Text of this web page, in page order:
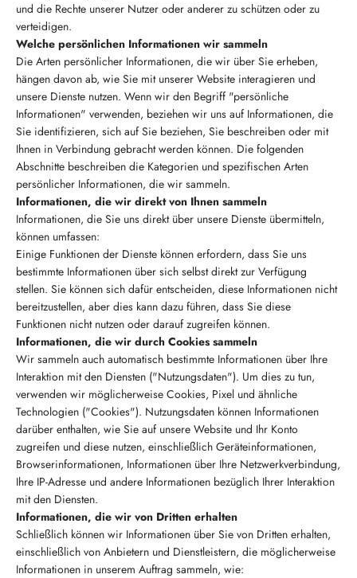
und die Rechte unserer Nutzer oder anderer zu schützen oder zu
verteidigen.
Welche persönlichen Informationen wir sammeln
Die Arten persönlicher Informationen, die wir über Sie erheben,
hängen davon ab, wie Sie mit unserer Website interagieren und
unsere Dienste nutzen. Wenn wir den Begriff "persönliche
Informationen" verwenden, beziehen wir uns auf Informationen, die
Sie identifizieren, sich auf Sie beziehen, Sie beschreiben oder mit
Ihnen in Verbindung gebracht werden können. Die folgenden
Abschnitte beschreiben die Kategorien und spezifischen Arten
persönlicher Informationen, die wir sammeln.
Informationen, die wir direkt von Ihnen sammeln
Informationen, die Sie uns direkt über unsere Dienste übermitteln,
können umfassen:
Einige Funktionen der Dienste können erfordern, dass Sie uns
bestimmte Informationen über sich selbst direkt zur Verfügung
stellen. Sie können sich dafür entscheiden, diese Informationen nicht
bereitzustellen, aber dies kann dazu führen, dass Sie diese
Funktionen nicht nutzen oder darauf zugreifen können.
Informationen, die wir durch Cookies sammeln
Wir sammeln auch automatisch bestimmte Informationen über Ihre
Interaktion mit den Diensten ("Nutzungsdaten"). Um dies zu tun,
verwenden wir möglicherweise Cookies, Pixel und ähnliche
Technologien ("Cookies"). Nutzungsdaten können Informationen
darüber enthalten, wie Sie auf unsere Website und Ihr Konto
zugreifen und diese nutzen, einschließlich Geräteinformationen,
Browserinformationen, Informationen über Ihre Netzwerkverbindung,
Ihre IP-Adresse und andere Informationen bezüglich Ihrer Interaktion
mit den Diensten.
Informationen, die wir von Dritten erhalten
Schließlich können wir Informationen über Sie von Dritten erhalten,
einschließlich von Anbietern und Dienstleistern, die möglicherweise
Informationen in unserem Auftrag sammeln, wie: